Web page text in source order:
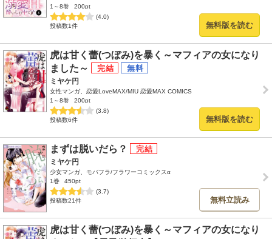
1～8巻
200pt
(4.0)
投稿数1件
無料版を読む
虎は甘く蕾(つぼみ)を暴く～マフィアの女になり
ました～
ミヤケ円
女性マンガ、恋愛LoveMAX/MIU 恋愛MAX COMICS
1～8巻
200pt
(3.8)
投稿数6件
無料版を読む
まずは脱いだら？
ミヤケ円
少女マンガ、モバフラ/フラワーコミックスα
1巻
450pt
(3.7)
投稿数21件
無料立読み
虎は甘く蕾(つぼみ)を暴く～マフィアの女になり